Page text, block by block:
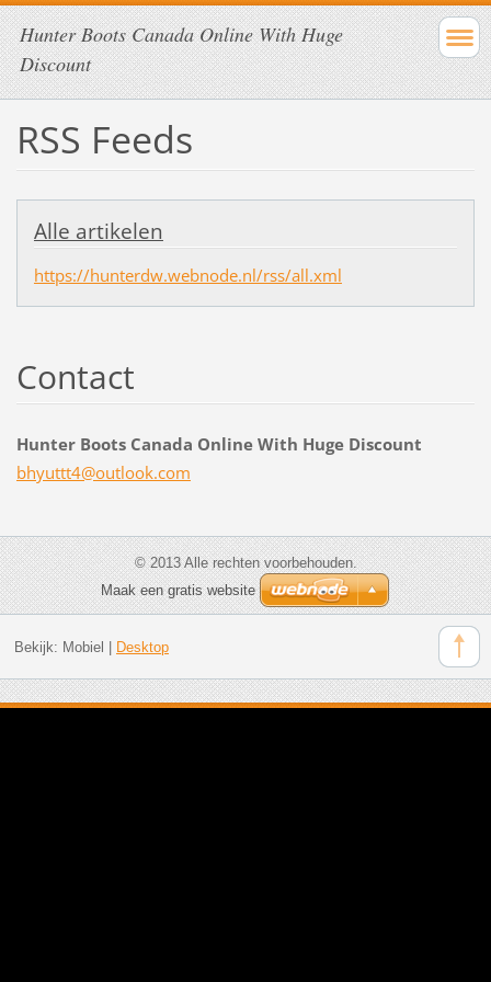
Hunter Boots Canada Online With Huge
Discount
RSS Feeds
Alle artikelen
https://hunterdw.webnode.nl/rss/all.xml
Contact
Hunter Boots Canada Online With Huge Discount
bhyuttt4@outlook.com
© 2013 Alle rechten voorbehouden.
Maak een gratis website
Bekijk: Mobiel Desktop